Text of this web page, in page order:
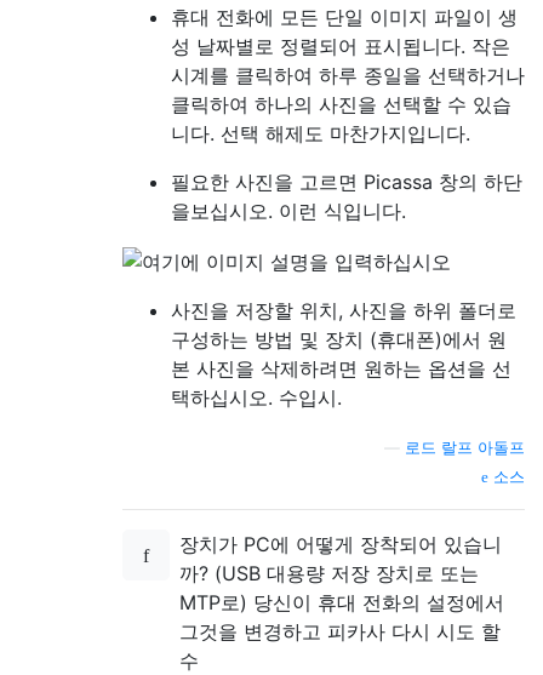
휴대 전화에 모든 단일 이미지 파일이 생
성 날짜별로 정렬되어 표시됩니다. 작은
시계를 클릭하여 하루 종일을 선택하거나
클릭하여 하나의 사진을 선택할 수 있습
니다. 선택 해제도 마찬가지입니다.
필요한 사진을 고르면 Picassa 창의 하단
을보십시오. 이런 식입니다.
사진을 저장할 위치, 사진을 하위 폴더로
구성하는 방법 및 장치 (휴대폰)에서 원
본 사진을 삭제하려면 원하는 옵션을 선
택하십시오. 수입시.
로드 랄프 아돌프
소스
장치가 PC에 어떻게 장착되어 있습니
까? (USB 대용량 저장 장치로 또는
MTP로) 당신이 휴대 전화의 설정에서
그것을 변경하고 피카사 다시 시도 할
수